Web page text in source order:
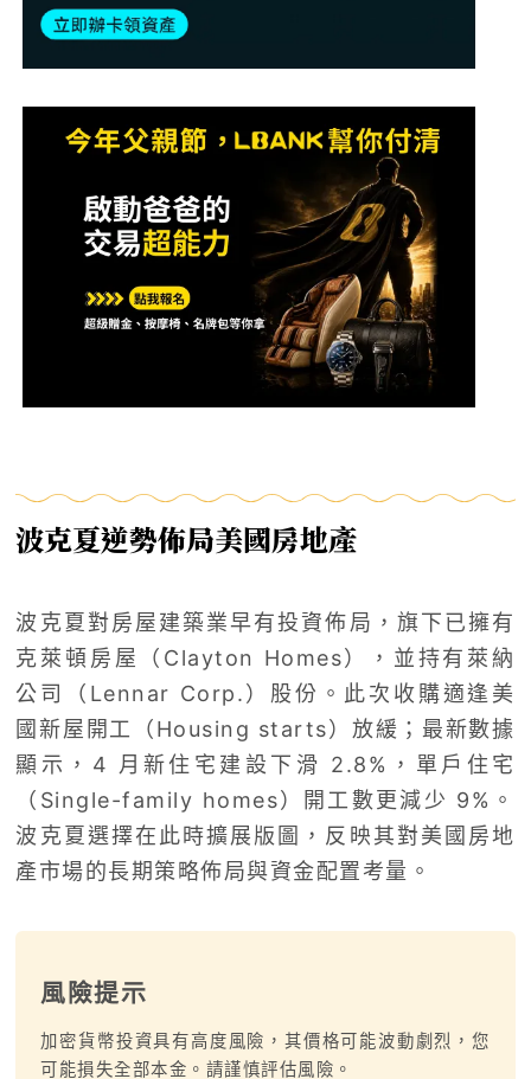
波克夏逆勢佈局美國房地產
波克夏對房屋建築業早有投資佈局，旗下已擁有
克萊頓房屋（Clayton Homes），並持有萊納
公司（Lennar Corp.）股份。此次收購適逢美
國新屋開工（Housing starts）放緩；最新數據
顯示，4 月新住宅建設下滑 2.8%，單戶住宅
（Single-family homes）開工數更減少 9%。
波克夏選擇在此時擴展版圖，反映其對美國房地
產市場的長期策略佈局與資金配置考量。
風險提示
加密貨幣投資具有高度風險，其價格可能波動劇烈，您
可能損失全部本金。請謹慎評估風險。